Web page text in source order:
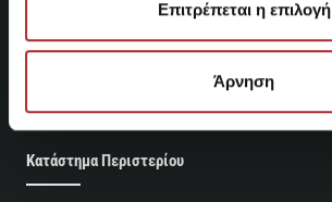
Επιτρέπεται η επιλογή
Άρνηση
ΚΑΤΑΣΤΗΜΑΤΑ
Κατάστημα Περιστερίου